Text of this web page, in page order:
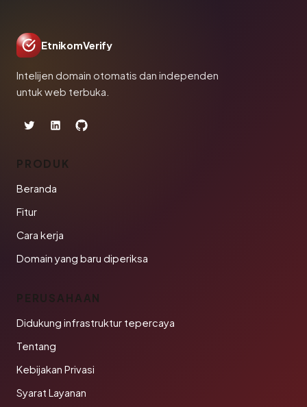
EtnikomVerify
Intelijen domain otomatis dan independen
untuk web terbuka.
PRODUK
Beranda
Fitur
Cara kerja
Domain yang baru diperiksa
PERUSAHAAN
Didukung infrastruktur tepercaya
Tentang
Kebijakan Privasi
Syarat Layanan